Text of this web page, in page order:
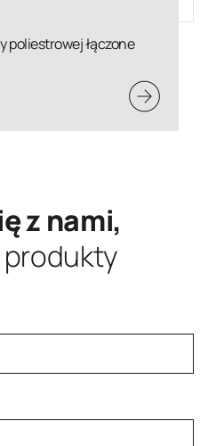
łączone
z nami,